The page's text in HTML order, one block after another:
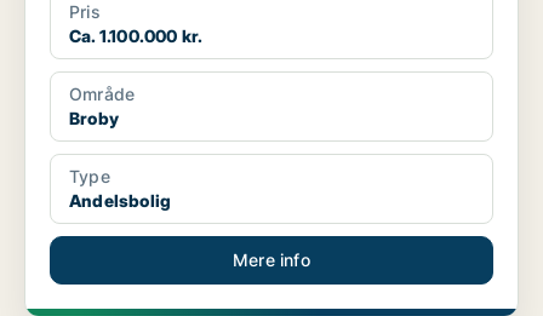
Pris
Ca. 1.100.000 kr.
Område
Broby
Type
Andelsbolig
Mere info